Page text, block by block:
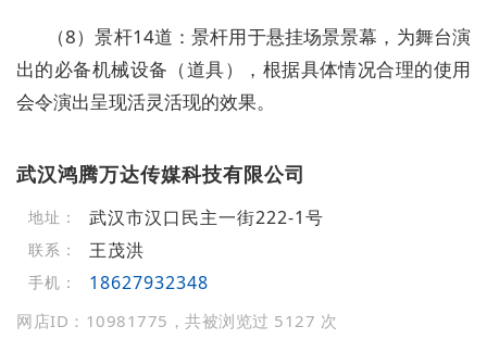
（8）景杆14道：景杆用于悬挂场景景幕，为舞台演
出的必备机械设备（道具），根据具体情况合理的使用
会令演出呈现活灵活现的效果。
武汉鸿腾万达传媒科技有限公司
地址： 武汉市汉口民主一街222-1号
联系： 王茂洪
手机： 18627932348
网店ID：10981775，共被浏览过 5127 次